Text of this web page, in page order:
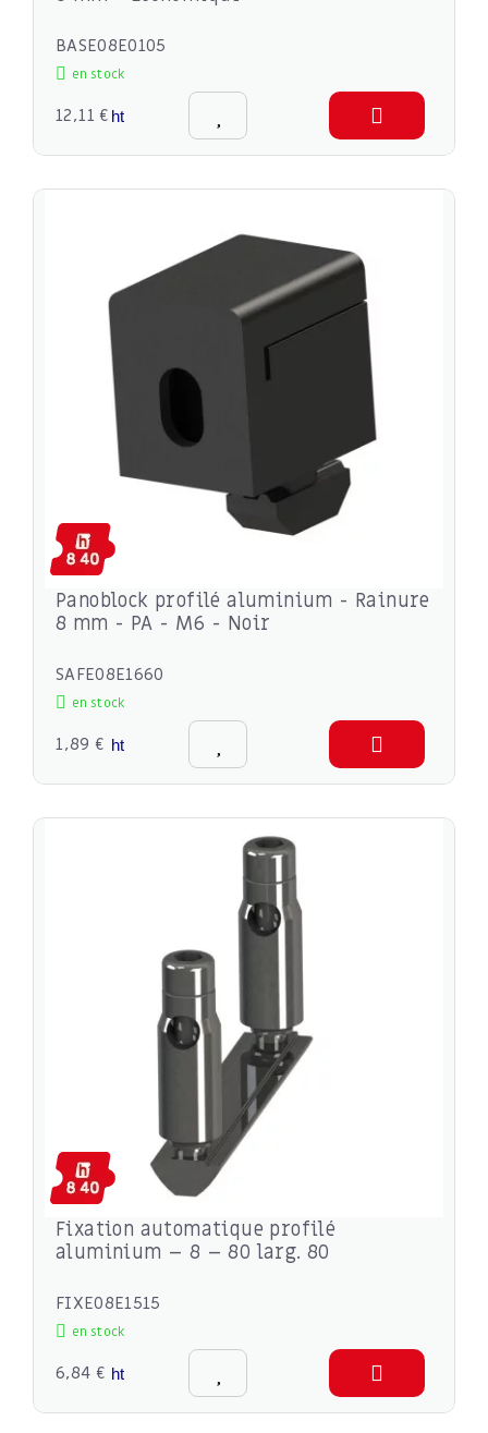
BASE08E0105
en stock
12,11 € ht
Panoblock profilé aluminium - Rainure
8 mm - PA - M6 - Noir
SAFE08E1660
en stock
1,89 € ht
Fixation automatique profilé
aluminium – 8 – 80 larg. 80
FIXE08E1515
en stock
6,84 € ht